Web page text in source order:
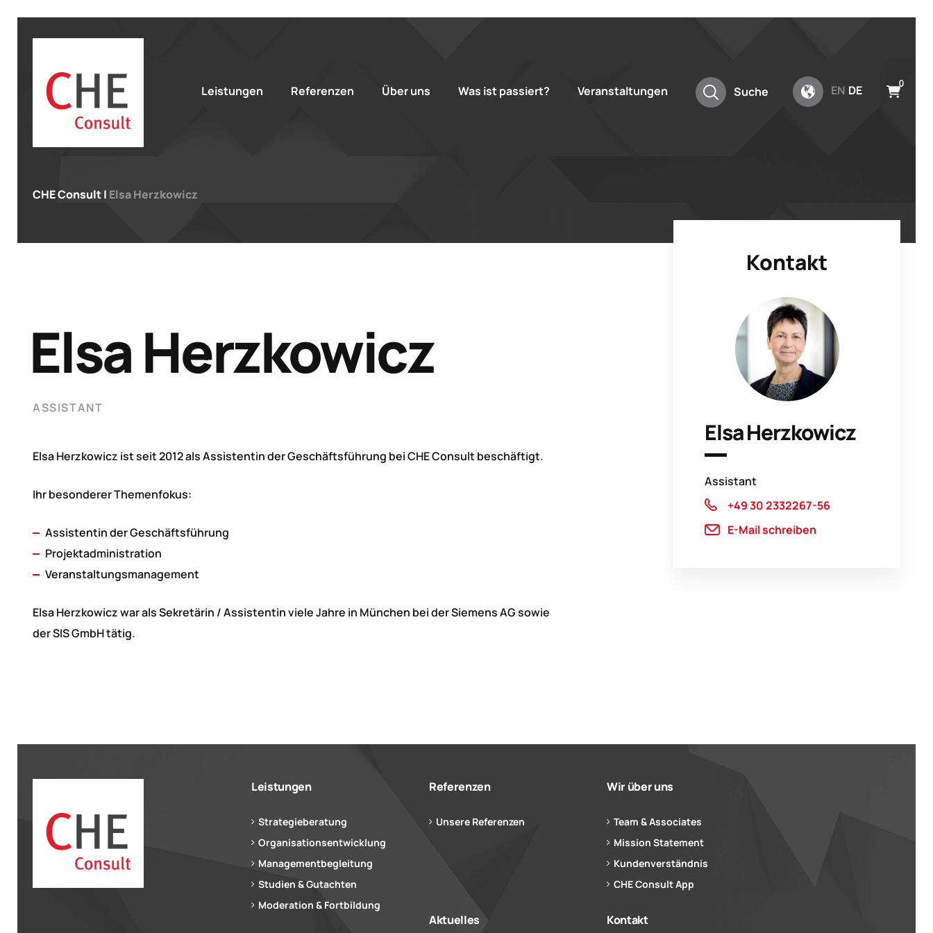
Leistungen Referenzen Über uns Was ist passiert? Veranstaltungen Suche EN DE 0
CHE Consult| Elsa Herzkowicz
Elsa Herzkowicz
ASSISTANT
Elsa Herzkowicz ist seit 2012 als Assistentin der Geschäftsführung bei CHE Consult beschäftigt.
Ihr besonderer Themenfokus:
Assistentin der Geschäftsführung
Projektadministration
Veranstaltungsmanagement
Elsa Herzkowicz war als Sekretärin / Assistentin viele Jahre in München bei der Siemens AG sowie
der SIS GmbH tätig.
Kontakt
Elsa Herzkowicz
Assistant
+49 30 2332267-56
E-Mail schreiben
Leistungen
Strategieberatung
Organisationsentwicklung
Managementbegleitung
Studien & Gutachten
Moderation & Fortbildung
Referenzen
Unsere Referenzen
Wir über uns
Team & Associates
Mission Statement
Kundenverständnis
CHE Consult App
Aktuelles Kontakt